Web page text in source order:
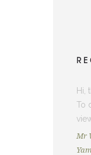
Hi,
To
Mr